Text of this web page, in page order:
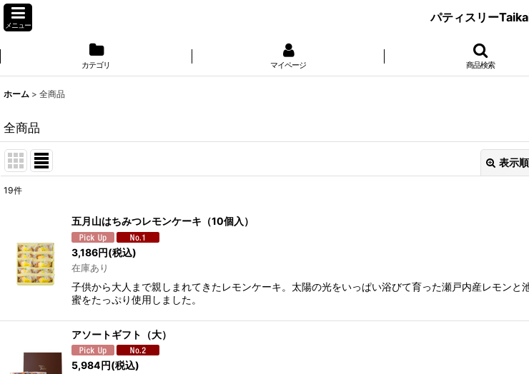
メニュー
パティスリー
カテゴリ マイページ 商品検索
ホーム > 全商品
全商品
表示
並び順:
絞り込む
19件
五月山はちみつレモンケーキ（10個入）
3,186円(税込)
在庫あり
子供から大人まで親しまれてきたレモンケーキ。太陽の光をいっぱい浴びて育った瀬戸内産レモン
蜜をたっぷり使用しました。
アソートギフト（大）
5,984円(税込)